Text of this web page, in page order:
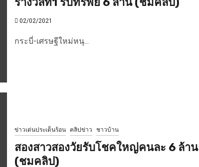
02/02/2021
กระบี่-เศรษฐีใหม่หนุ...
ข่าวเด่นประเด็นร้อน คลิปข่าว ชาวบ้าน
สองสาวสองวัยรับโชคใหญ่คนละ 6 ล้าน
(ชมคลิป)